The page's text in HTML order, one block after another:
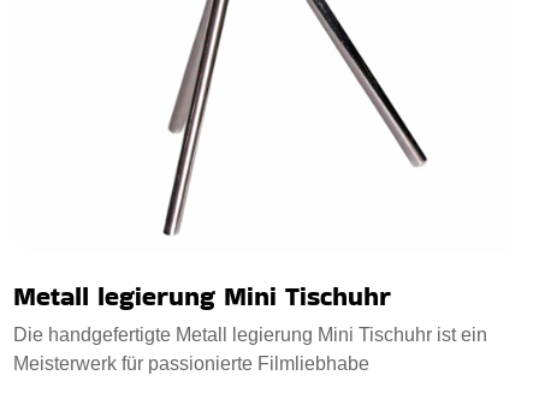
Metall legierung Mini Tischuhr
Die handgefertigte Metall legierung Mini Tischuhr ist ein
Meisterwerk für passionierte Filmliebhabe